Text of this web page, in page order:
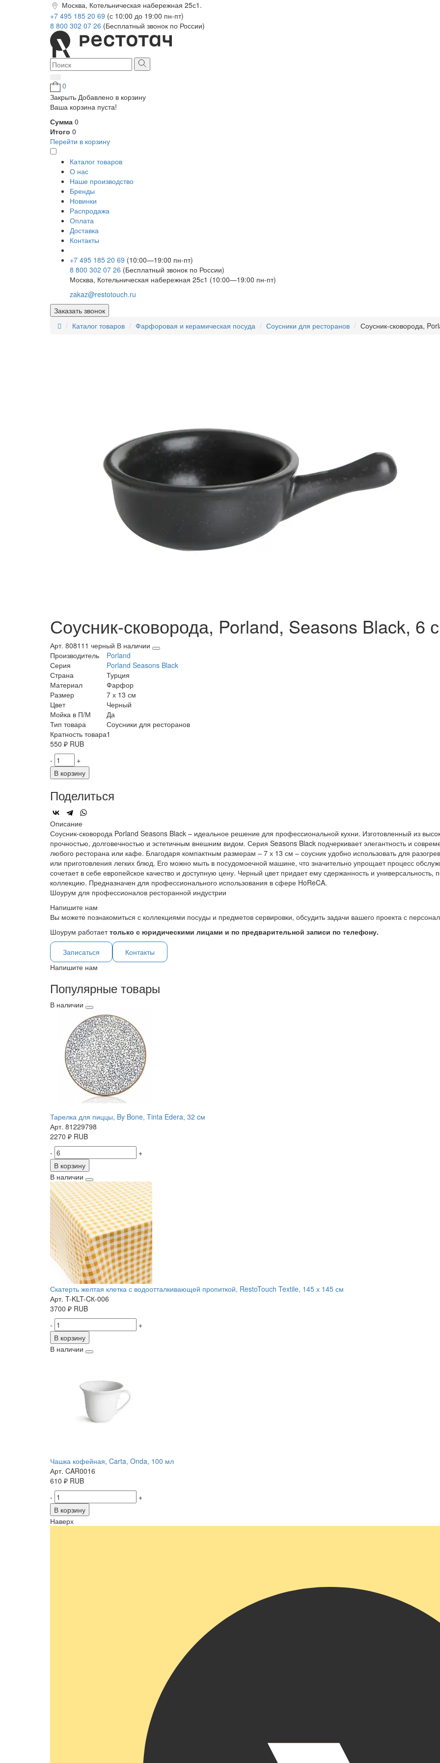
Москва, Котельническая набережная 25с1.
+7 495 185 20 69 (с 10:00 до 19:00 пн-пт)
8 800 302 07 26 (Бесплатный звонок по России)
0
Закрыть Добавлено в корзину
Ваша корзина пуста!
Сумма 0
Итого 0
Перейти в корзину
Каталог товаров
О нас
Наше производство
Бренды
Новинки
Распродажа
Оплата
Доставка
Контакты
+7 495 185 20 69 (10:00—19:00 пн-пт)
8 800 302 07 26 (Бесплатный звонок по России)
Москва, Котельническая набережная 25с1 (10:00—19:00 пн-пт)
zakaz@restotouch.ru
Заказать звонок
Каталог товаров
Фарфоровая и керамическая посуда Соусники для ресторанов Соусник-сковорода,
Соусник-сковорода, Porland, Seasons Black, 6
Арт. 808111 черный В наличии
Производитель
Porland
Серия
Porland Seasons Black
Страна
Турция
Материал
Фарфор
Размер
7 х 13 см
Цвет
Черный
Мойка в П/М
Да
Тип товара
Соусники для ресторанов
Кратность товара1
550 ₽ RUB
-
+
В корзину
Поделиться
Описание
Соусник-сковорода Porland Seasons Black – идеальное решение для профессиональной кухни. Изготовленный из
прочностью, долговечностью и эстетичным внешним видом. Серия Seasons Black подчеркивает элегантность и
любого ресторана или кафе. Благодаря компактным размерам – 7 х 13 см – соусник удобно использовать для
или приготовления легких блюд. Его можно мыть в посудомоечной машине, что значительно упрощает процесс
сочетает в себе европейское качество и доступную цену. Черный цвет придает ему сдержанность и
коллекцию. Предназначен для профессионального использования в сфере HoReCA.
Шоурум для профессионалов ресторанной индустрии
Напишите нам
Вы можете познакомиться с коллекциями посуды и предметов сервировки, обсудить задачи вашего проекта с
Шоурум работаеттолько с юридическими лицами и по предварительной записи по телефону.
Записаться
Контакты
Напишите нам
Популярные товары
В наличии
Тарелка для пиццы, By Bone, Tinta Edera, 32 cм
Арт. 81229798
2270 ₽ RUB
-
+
В корзину
В наличии
Скатерть желтая клетка с водоотталкивающей пропиткой, RestoTouch Textile, 145 х 145 см
Арт. T-KLT-CК-006
3700 ₽ RUB
-
+
В корзину
В наличии
Чашка кофейная, Carta, Onda, 100 мл
Арт. CAR0016
610 ₽ RUB
-
+
В корзину
Наверх